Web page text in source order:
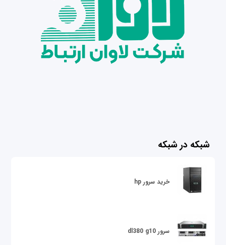
شبکه در شبکه
خرید سرور hp
سرور dl380 g10